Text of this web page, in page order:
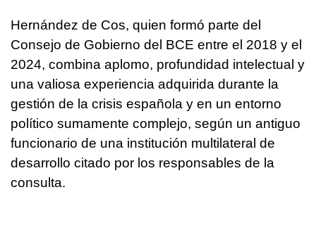
Hernández de Cos, quien formó parte del
Consejo de Gobierno del BCE entre el 2018 y el
2024, combina aplomo, profundidad intelectual y
una valiosa experiencia adquirida durante la
gestión de la crisis española y en un entorno
político sumamente complejo, según un antiguo
funcionario de una institución multilateral de
desarrollo citado por los responsables de la
consulta.